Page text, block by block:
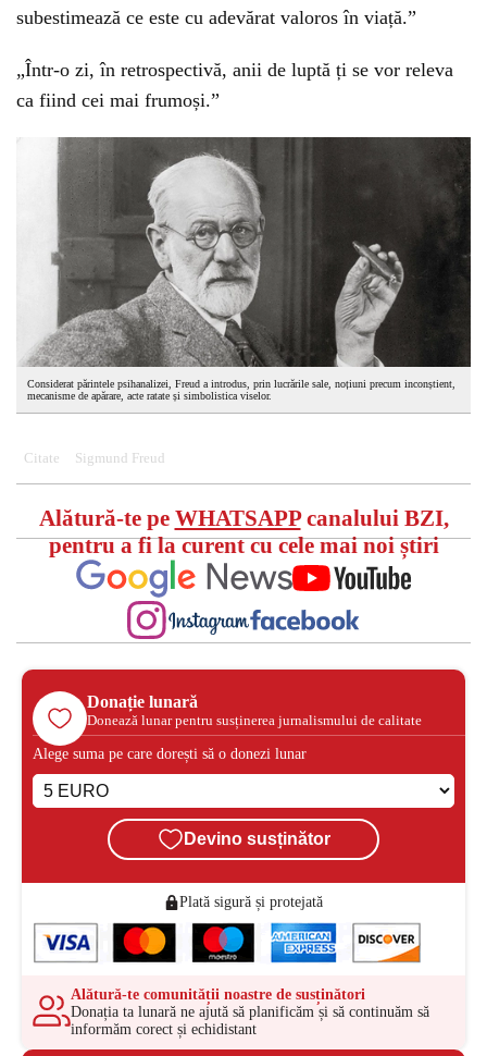
subestimează ce este cu adevărat valoros în viață.”
„Într-o zi, în retrospectivă, anii de luptă ți se vor releva
ca fiind cei mai frumoși.”
Considerat părintele psihanalizei, Freud a introdus, prin lucrările sale, noțiuni precum inconștient,
mecanisme de apărare, acte ratate și simbolistica viselor.
Citate Sigmund Freud
Alătură-te pe WHATSAPPcanalului BZI,
pentru a fi la curent cu cele mai noi știri
Donație lunară
Donează lunar pentru susținerea jurnalismului de calitate
Alege suma pe care dorești să o donezi lunar
Devino susținător
Plată sigură și protejată
Alătură-te comunității noastre de susținători
Donația ta lunară ne ajută să planificăm și să continuăm să
informăm corect și echidistant